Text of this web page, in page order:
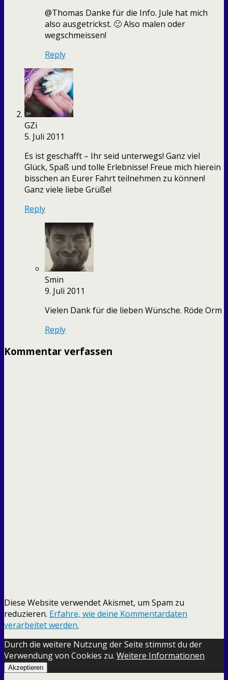
@Thomas Danke für die Info. Jule hat mich
also ausgetrickst. 🙂 Also malen oder
wegschmeissen!
Reply
GZi
5. Juli 2011
Es ist geschafft – Ihr seid unterwegs! Ganz viel
Glück, Spaß und tolle Erlebnisse! Freue mich hierein
bisschen an Eurer Fahrt teilnehmen zu können!
Ganz viele liebe Grüße!
Reply
Smin
9. Juli 2011
Vielen Dank für die lieben Wünsche. Röde Orm
Reply
Kommentar verfassen
Diese Website verwendet Akismet, um Spam zu
reduzieren. Erfahre, wie deine Kommentardaten
verarbeitet werden.
Durch die weitere Nutzung der Seite stimmst du der
Verwendung von Cookies zu. Weitere Informationen
Akzeptieren